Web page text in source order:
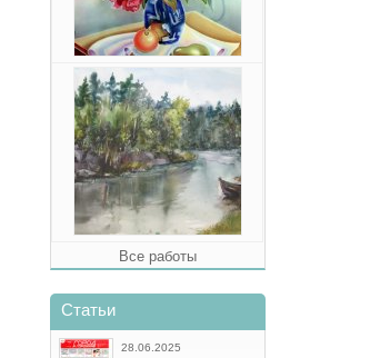
Все работы
Статьи
28.06.2025